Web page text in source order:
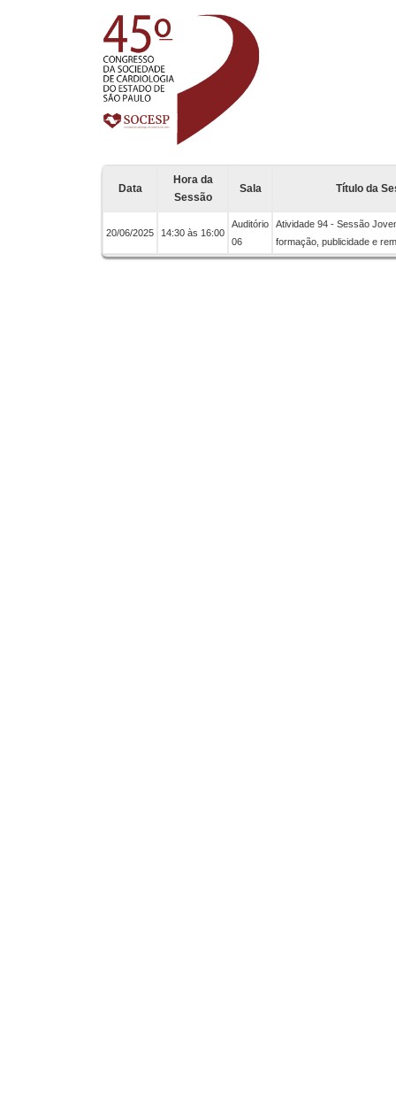
Data
Hora da
Sessão
Sala Título da
20/06/2025 14:30 às 16:00
Auditório
06
Atividade 94 - Sessão
formação, publicidade e